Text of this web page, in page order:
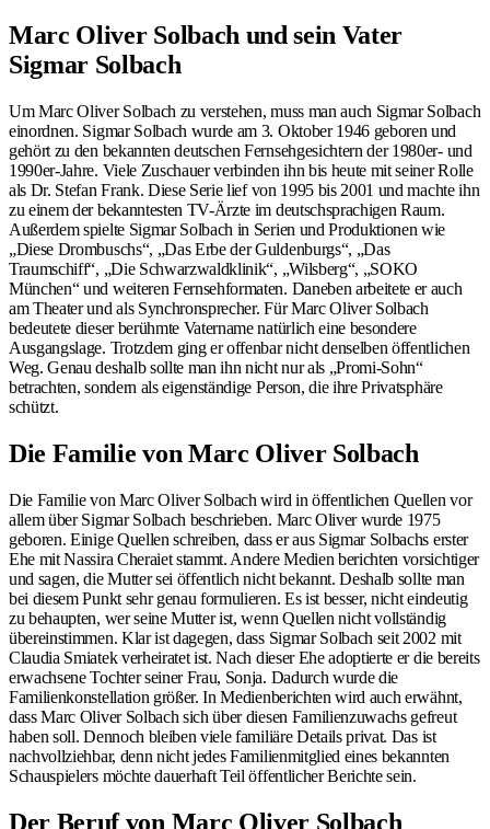
Marc Oliver Solbach und sein Vater
Sigmar Solbach
Um Marc Oliver Solbach zu verstehen, muss man auch Sigmar Solbach
einordnen. Sigmar Solbach wurde am 3. Oktober 1946 geboren und
gehört zu den bekannten deutschen Fernsehgesichtern der 1980er- und
1990er-Jahre. Viele Zuschauer verbinden ihn bis heute mit seiner Rolle
als Dr. Stefan Frank. Diese Serie lief von 1995 bis 2001 und machte ihn
zu einem der bekanntesten TV-Ärzte im deutschsprachigen Raum.
Außerdem spielte Sigmar Solbach in Serien und Produktionen wie
„Diese Drombuschs“, „Das Erbe der Guldenburgs“, „Das
Traumschiff“, „Die Schwarzwaldklinik“, „Wilsberg“, „SOKO
München“ und weiteren Fernsehformaten. Daneben arbeitete er auch
am Theater und als Synchronsprecher. Für Marc Oliver Solbach
bedeutete dieser berühmte Vatername natürlich eine besondere
Ausgangslage. Trotzdem ging er offenbar nicht denselben öffentlichen
Weg. Genau deshalb sollte man ihn nicht nur als „Promi-Sohn“
betrachten, sondern als eigenständige Person, die ihre Privatsphäre
schützt.
Die Familie von Marc Oliver Solbach
Die Familie von Marc Oliver Solbach wird in öffentlichen Quellen vor
allem über Sigmar Solbach beschrieben. Marc Oliver wurde 1975
geboren. Einige Quellen schreiben, dass er aus Sigmar Solbachs erster
Ehe mit Nassira Cheraiet stammt. Andere Medien berichten vorsichtiger
und sagen, die Mutter sei öffentlich nicht bekannt. Deshalb sollte man
bei diesem Punkt sehr genau formulieren. Es ist besser, nicht eindeutig
zu behaupten, wer seine Mutter ist, wenn Quellen nicht vollständig
übereinstimmen. Klar ist dagegen, dass Sigmar Solbach seit 2002 mit
Claudia Smiatek verheiratet ist. Nach dieser Ehe adoptierte er die bereits
erwachsene Tochter seiner Frau, Sonja. Dadurch wurde die
Familienkonstellation größer. In Medienberichten wird auch erwähnt,
dass Marc Oliver Solbach sich über diesen Familienzuwachs gefreut
haben soll. Dennoch bleiben viele familiäre Details privat. Das ist
nachvollziehbar, denn nicht jedes Familienmitglied eines bekannten
Schauspielers möchte dauerhaft Teil öffentlicher Berichte sein.
Der Beruf von Marc Oliver Solbach